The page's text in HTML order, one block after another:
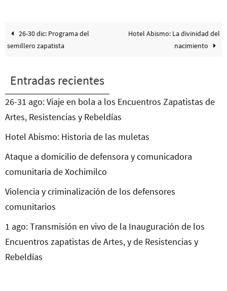
26-30 dic: Programa del
semillero zapatista
Hotel Abismo: La divinidad del
nacimiento
Entradas recientes
26-31 ago: Viaje en bola a los Encuentros Zapatistas de
Artes, Resistencias y Rebeldías
Hotel Abismo: Historia de las muletas
Ataque a domicilio de defensora y comunicadora
comunitaria de Xochimilco
Violencia y criminalización de los defensores
comunitarios
1 ago: Transmisión en vivo de la Inauguración de los
Encuentros zapatistas de Artes, y de Resistencias y
Rebeldías